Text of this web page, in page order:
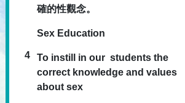
4
確的性觀念。
Sex Education
To instill in our students the
correct knowledge and values
about sex